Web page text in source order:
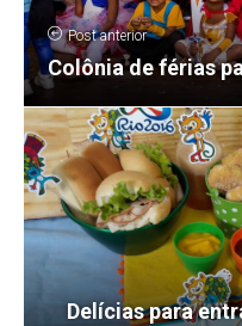
Post anterior
Colônia de férias
Delícias para